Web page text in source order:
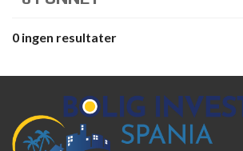
0 ingen resultater